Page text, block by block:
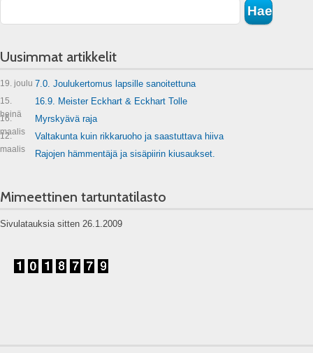
Uusimmat artikkelit
19. joulu 7.0. Joulukertomus lapsille sanoitettuna
15.
heinä
16.9. Meister Eckhart & Eckhart Tolle
16.
maalis
Myrskyävä raja
12.
maalis
Valtakunta kuin rikkaruoho ja saastuttava hiiva
Rajojen hämmentäjä ja sisäpiirin kiusaukset.
Mimeettinen tartuntatilasto
Sivulatauksia sitten 26.1.2009